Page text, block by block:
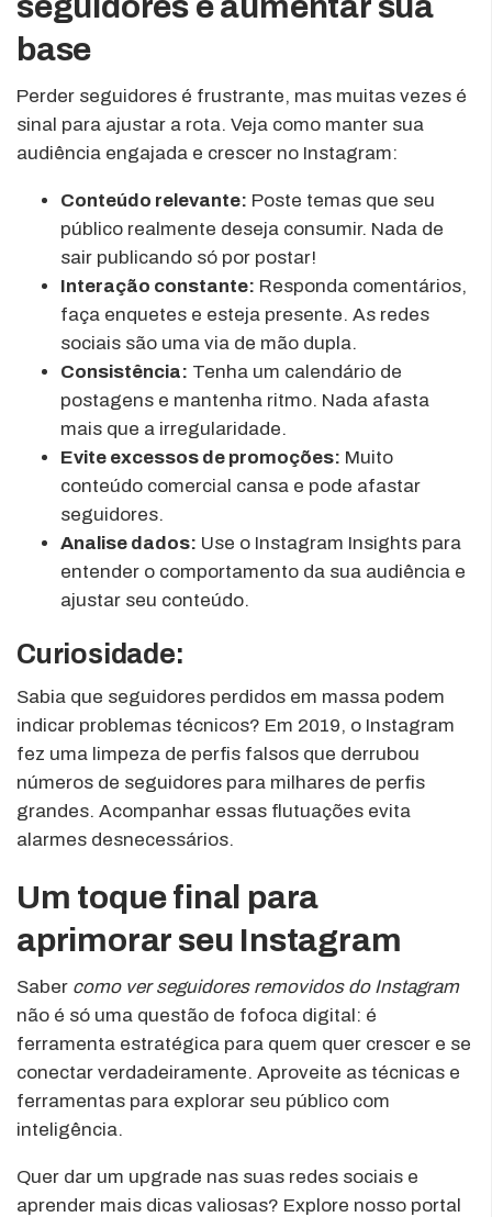
base
Perder seguidores é frustrante, mas muitas vezes é
sinal para ajustar a rota. Veja como manter sua
audiência engajada e crescer no Instagram:
Conteúdo relevante: Poste temas que seu
público realmente deseja consumir. Nada de
sair publicando só por postar!
Interação constante: Responda comentários,
faça enquetes e esteja presente. As redes
sociais são uma via de mão dupla.
Consistência: Tenha um calendário de
postagens e mantenha ritmo. Nada afasta
mais que a irregularidade.
Evite excessos de promoções: Muito
conteúdo comercial cansa e pode afastar
seguidores.
Analise dados: Use o Instagram Insights para
entender o comportamento da sua audiência e
ajustar seu conteúdo.
Curiosidade:
Sabia que seguidores perdidos em massa podem
indicar problemas técnicos? Em 2019, o Instagram
fez uma limpeza de perfis falsos que derrubou
números de seguidores para milhares de perfis
grandes. Acompanhar essas flutuações evita
alarmes desnecessários.
Um toque final para
aprimorar seu Instagram
Saber como ver seguidores removidos do Instagram
não é só uma questão de fofoca digital: é
ferramenta estratégica para quem quer crescer e se
conectar verdadeiramente. Aproveite as técnicas e
ferramentas para explorar seu público com
inteligência.
Quer dar um upgrade nas suas redes sociais e
aprender mais dicas valiosas? Explore nosso portal